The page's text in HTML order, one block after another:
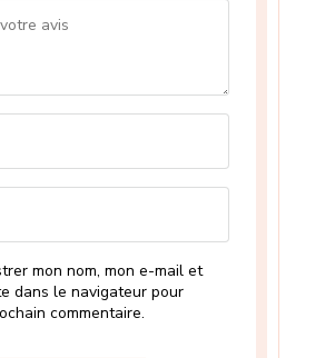
mon nom, mon e-mail et
dans le navigateur pour
commentaire.